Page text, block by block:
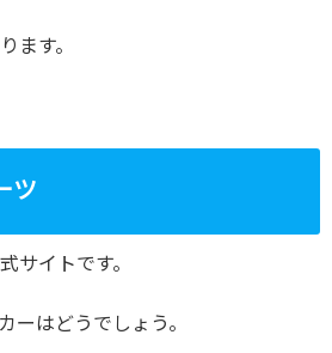
ます。
ツ
サイトです。
ーはどうでしょう。